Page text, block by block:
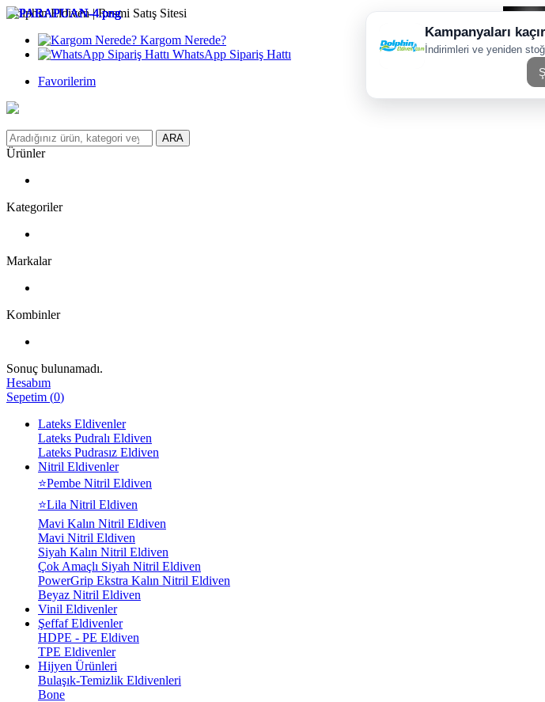
Dolphin Eldiven | Resmi Satış Sitesi
Kargom Nerede?
WhatsApp Sipariş Hattı
Favorilerim
ARA
Ürünler
Kategoriler
Markalar
Kombinler
Sonuç bulunamadı.
Hesabım
Sepetim (0)
Lateks Eldivenler
Lateks Pudralı Eldiven
Lateks Pudrasız Eldiven
Nitril Eldivenler
⭐Pembe Nitril Eldiven
⭐Lila Nitril Eldiven
Mavi Kalın Nitril Eldiven
Mavi Nitril Eldiven
Siyah Kalın Nitril Eldiven
Çok Amaçlı Siyah Nitril Eldiven
PowerGrip Ekstra Kalın Nitril Eldiven
Beyaz Nitril Eldiven
Vinil Eldivenler
Şeffaf Eldivenler
HDPE - PE Eldiven
TPE Eldivenler
Hijyen Ürünleri
Bulaşık-Temizlik Eldivenleri
Bone